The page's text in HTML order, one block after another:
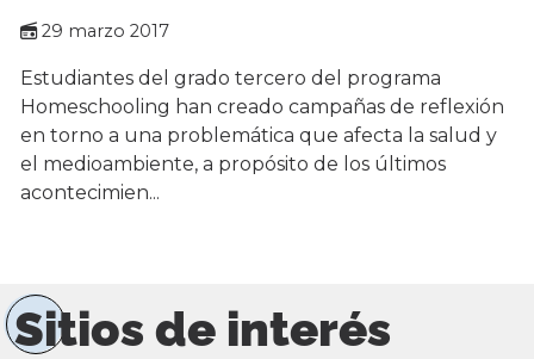
29 marzo 2017
Estudiantes del grado tercero del programa
Homeschooling han creado campañas de reflexión
en torno a una problemática que afecta la salud y
el medioambiente, a propósito de los últimos
acontecimien...
Sitios de interés